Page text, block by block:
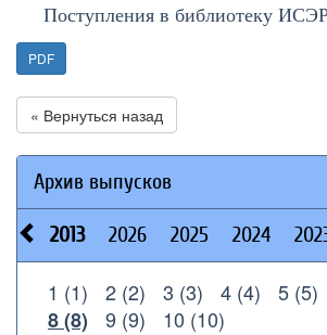
Поступления в библиотеку
PDF
« Вернуться назад
Архив выпусков
2013 2026 2025 2024
1 (1) 2 (2) 3 (3) 4 (4) 5 (5)
8 (8)
9 (9) 10 (10)